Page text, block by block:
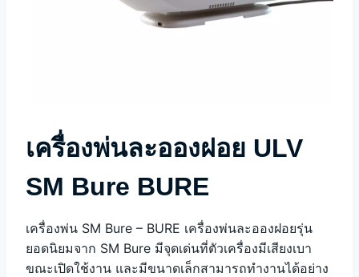
เครื่องพ่นละอองฝอย ULV
SM Bure BURE
เครื่องพ่น SM Bure – BURE เครื่องพ่นละอองฝอยรุ่น
ยอดนิยมจาก SM Bure มีจุดเด่นที่ตัวเครื่องมีเสียงเบา
ขณะเปิดใช้งาน และมีขนาดเล็กสามารถทำงานได้อย่าง